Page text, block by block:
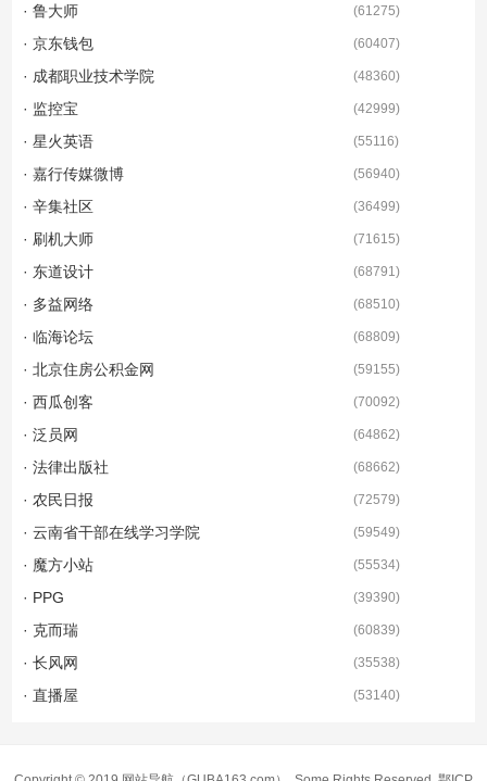
· 鲁大师 (61275)
· 京东钱包 (60407)
· 成都职业技术学院 (48360)
· 监控宝 (42999)
· 星火英语 (55116)
· 嘉行传媒微博 (56940)
· 辛集社区 (36499)
· 刷机大师 (71615)
· 东道设计 (68791)
· 多益网络 (68510)
· 临海论坛 (68809)
· 北京住房公积金网 (59155)
· 西瓜创客 (70092)
· 泛员网 (64862)
· 法律出版社 (68662)
· 农民日报 (72579)
· 云南省干部在线学习学院 (59549)
· 魔方小站 (55534)
· PPG (39390)
· 克而瑞 (60839)
· 长风网 (35538)
· 直播屋 (53140)